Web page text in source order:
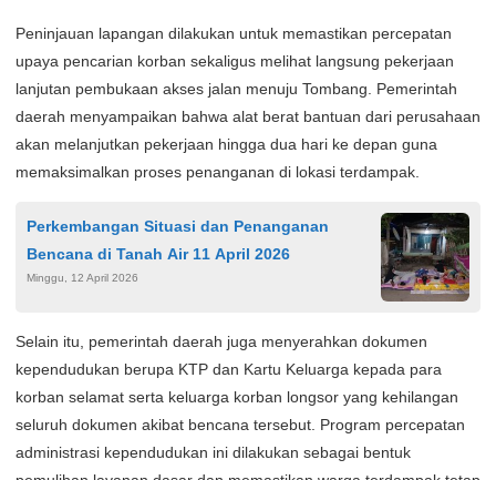
Peninjauan lapangan dilakukan untuk memastikan percepatan
upaya pencarian korban sekaligus melihat langsung pekerjaan
lanjutan pembukaan akses jalan menuju Tombang. Pemerintah
daerah menyampaikan bahwa alat berat bantuan dari perusahaan
akan melanjutkan pekerjaan hingga dua hari ke depan guna
memaksimalkan proses penanganan di lokasi terdampak.
Perkembangan Situasi dan Penanganan
Bencana di Tanah Air 11 April 2026
Minggu, 12 April 2026
Selain itu, pemerintah daerah juga menyerahkan dokumen
kependudukan berupa KTP dan Kartu Keluarga kepada para
korban selamat serta keluarga korban longsor yang kehilangan
seluruh dokumen akibat bencana tersebut. Program percepatan
administrasi kependudukan ini dilakukan sebagai bentuk